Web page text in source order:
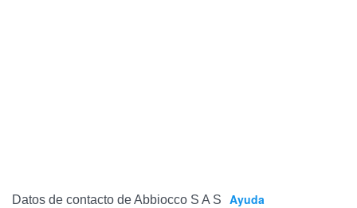
Datos de contacto de Abbiocco S A S
Ayuda